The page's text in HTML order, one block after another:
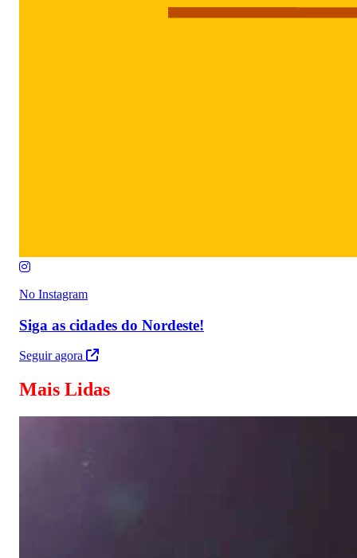
No Instagram
Siga as cidades do Nordeste!
Seguir agora
Mais Lidas